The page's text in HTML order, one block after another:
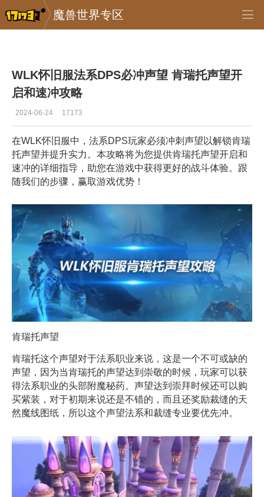
魔兽世界专区
专区_《魔兽世界》 >
WLK怀旧服法系DPS必冲声望 肯瑞托声望开
启和速冲攻略
2024-06-24 17173
在WLK怀旧服中，法系DPS玩家必须冲刺声望以解锁肯瑞
托声望并提升实力。本攻略将为您提供肯瑞托声望开启和
速冲的详细指导，助您在游戏中获得更好的战斗体验。跟
随我们的步骤，赢取游戏优势！
肯瑞托声望
肯瑞托这个声望对于法系职业来说，这是一个不可或缺的
声望，因为当肯瑞托的声望达到崇敬的时候，玩家可以获
得法系职业的头部附魔秘药。声望达到崇拜时候还可以购
买紫装，对于初期来说还是不错的，而且还奖励裁缝的天
然魔线图纸，所以这个声望法系和裁缝专业要优先冲。